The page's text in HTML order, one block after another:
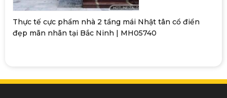
Thực tế cực phẩm nhà 2 tầng mái Nhật tân cổ điển
đẹp mãn nhãn tại Bắc Ninh | MH05740